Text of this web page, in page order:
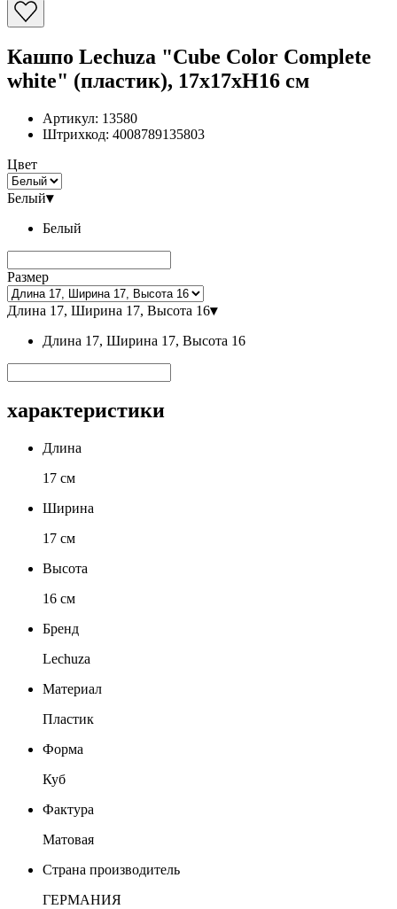
Кашпо Lechuza "Cube Color Complete
white" (пластик), 17x17xH16 см
Артикул: 13580
Штрихкод: 4008789135803
Цвет
Белый▾
Белый
Размер
Длина 17, Ширина 17, Высота 16▾
Длина 17, Ширина 17, Высота 16
характеристики
Длина
17 см
Ширина
17 см
Высота
16 см
Бренд
Lechuza
Материал
Пластик
Форма
Куб
Фактура
Матовая
Страна производитель
ГЕРМАНИЯ